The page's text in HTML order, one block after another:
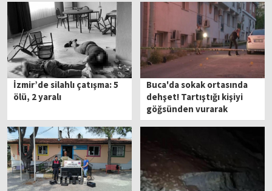
İzmir’de silahlı çatışma: 5
ölü, 2 yaralı
Buca'da sokak ortasında
dehşet! Tartıştığı kişiyi
göğsünden vurarak
öldürdü